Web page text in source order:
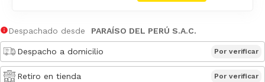
Despachado desde PARAÍSO DEL PERÚ S.A.C.
Despacho a domicilio Por verificar
Retiro en tienda Por verificar